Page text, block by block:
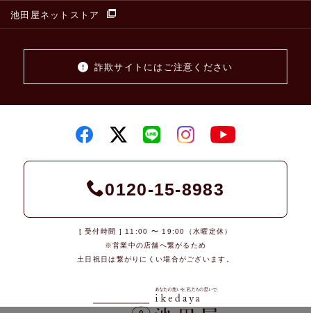
池田屋ネットストア
詐欺サイトにはご注意ください
0120-15-8983
[ 受付時間 ] 11:00 〜 19:00（水曜定休）
※営業中の店舗へ繋がるため
土日祝日は繋がりにくい場合がございます。